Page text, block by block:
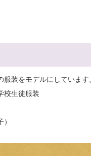
装をモデルにしています
校生徒服装